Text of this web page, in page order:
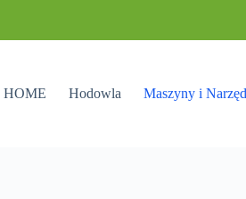
HOME Hodowla Maszyny i